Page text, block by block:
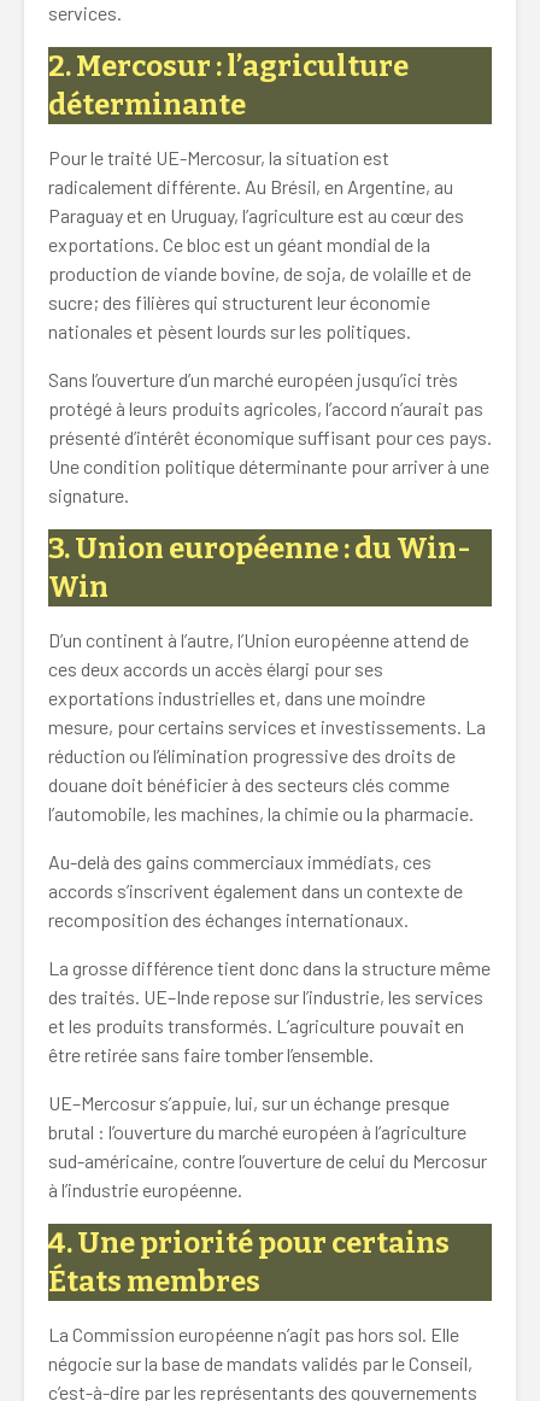
services.
2.Mercosur : l’agriculture
déterminante
Pour le traité UE-Mercosur, la situation est
radicalement différente. Au Brésil, en Argentine, au
Paraguay et en Uruguay, l’agriculture est au cœur des
exportations. Ce bloc est un géant mondial de la
production de viande bovine, de soja, de volaille et de
sucre; des filières qui structurent leur économie
nationales et pèsent lourds sur les politiques.
Sans l’ouverture d’un marché européen jusqu’ici très
protégé à leurs produits agricoles, l’accord n’aurait pas
présenté d’intérêt économique suffisant pour ces pays.
Une condition politique déterminante pour arriver à une
signature.
3. Union européenne : du Win-
Win
D’un continent à l’autre, l’Union européenne attend de
ces deux accords un accès élargi pour ses
exportations industrielles et, dans une moindre
mesure, pour certains services et investissements. La
réduction ou l’élimination progressive des droits de
douane doit bénéficier à des secteurs clés comme
l’automobile, les machines, la chimie ou la pharmacie.
Au-delà des gains commerciaux immédiats, ces
accords s’inscrivent également dans un contexte de
recomposition des échanges internationaux.
La grosse différence tient donc dans la structure même
des traités. UE–Inde repose sur l’industrie, les services
et les produits transformés. L’agriculture pouvait en
être retirée sans faire tomber l’ensemble.
UE–Mercosur s’appuie, lui, sur un échange presque
brutal : l’ouverture du marché européen à l’agriculture
sud-américaine, contre l’ouverture de celui du Mercosur
à l’industrie européenne.
4. Une priorité pour certains
États membres
La Commission européenne n’agit pas hors sol. Elle
négocie sur la base de mandats validés par le Conseil,
c’est-à-dire par les représentants des gouvernements